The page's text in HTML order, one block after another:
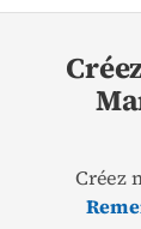
Créez